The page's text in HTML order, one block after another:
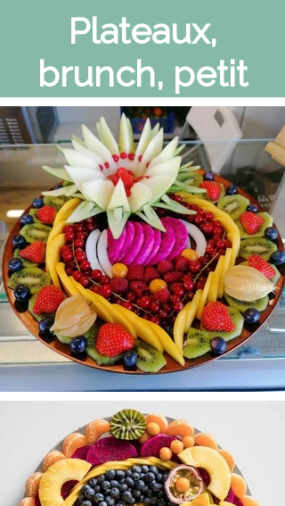
Plateaux,
brunch, petit
déjeuner, jus
,smoothies,
salades de
fruits...